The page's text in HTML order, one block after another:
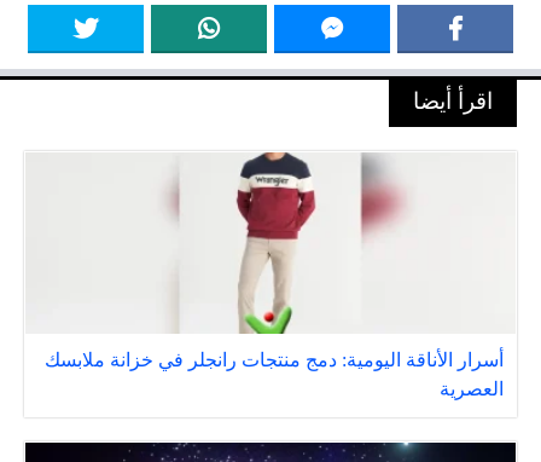
اقرأ أيضا
أسرار الأناقة اليومية: دمج منتجات رانجلر في خزانة ملابسك
العصرية